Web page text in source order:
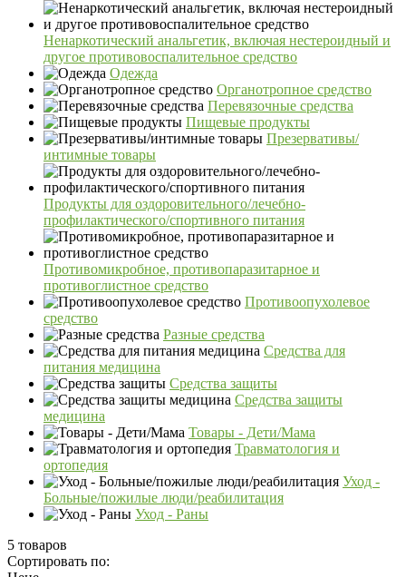
Ненаркотический анальгетик, включая нестероидный и
другое противовоспалительное средство
Одежда
Органотропное средство
Перевязочные средства
Пищевые продукты
Презервативы/
интимные товары
Продукты для оздоровительного/лечебно-
профилактического/спортивного питания
Противомикробное, противопаразитарное и
противоглистное средство
Противоопухолевое
средство
Разные средства
Средства для
питания медицина
Средства защиты
Средства защиты
медицина
Товары - Дети/Мама
Травматология и
ортопедия
Уход -
Больные/пожилые люди/реабилитация
Уход - Раны
5 товаров
Сортировать по: